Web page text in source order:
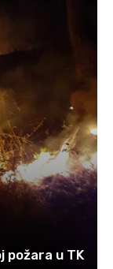
požara u TK